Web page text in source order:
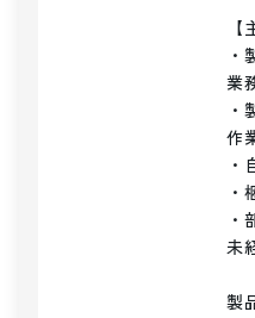
・
業
・
作
・
・
・
未
製